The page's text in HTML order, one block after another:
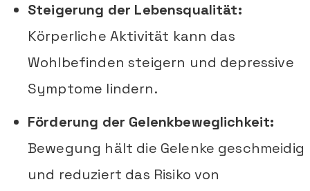
Steigerung der Lebensqualität:
Körperliche Aktivität kann das
Wohlbefinden steigern und depressive
Symptome lindern.
Förderung der Gelenkbeweglichkeit:
Bewegung hält die Gelenke geschmeidig
und reduziert das Risiko von